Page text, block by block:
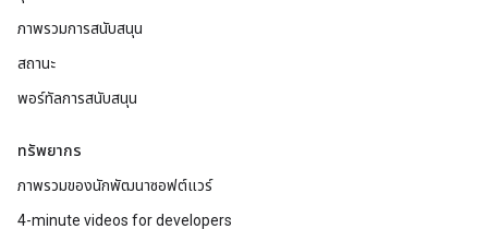
ภาพรวมการสนับสนุน
สถานะ
พอร์ทัลการสนับสนุน
ทรัพยากร
ภาพรวมของนักพัฒนาซอฟต์แวร์
4-minute videos for developers